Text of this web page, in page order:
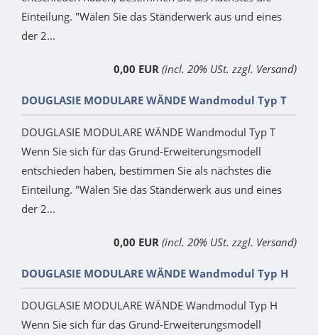
Einteilung. "Wälen Sie das Ständerwerk aus und eines
der 2...
0,00 EUR (incl. 20% USt. zzgl. Versand)
DOUGLASIE MODULARE WÄNDE Wandmodul Typ T
DOUGLASIE MODULARE WÄNDE Wandmodul Typ T
Wenn Sie sich für das Grund-Erweiterungsmodell
entschieden haben, bestimmen Sie als nächstes die
Einteilung. "Wälen Sie das Ständerwerk aus und eines
der 2...
0,00 EUR (incl. 20% USt. zzgl. Versand)
DOUGLASIE MODULARE WÄNDE Wandmodul Typ H
DOUGLASIE MODULARE WÄNDE Wandmodul Typ H
Wenn Sie sich für das Grund-Erweiterungsmodell